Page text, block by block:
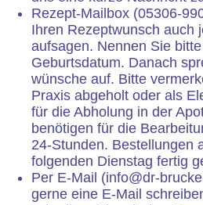
Rezept-Mailbox (05306-
Ihren Rezeptwunsch auch
aufsagen. Nennen Sie
Geburtsdatum. Danach
wünsche auf. Bitte
Praxis abgeholt oder als
für die Abholung in der
benötigen für die
24-Stunden. Bestellungen
folgenden Dienstag fertig
Per E-Mail (info@dr-
gerne eine E-Mail